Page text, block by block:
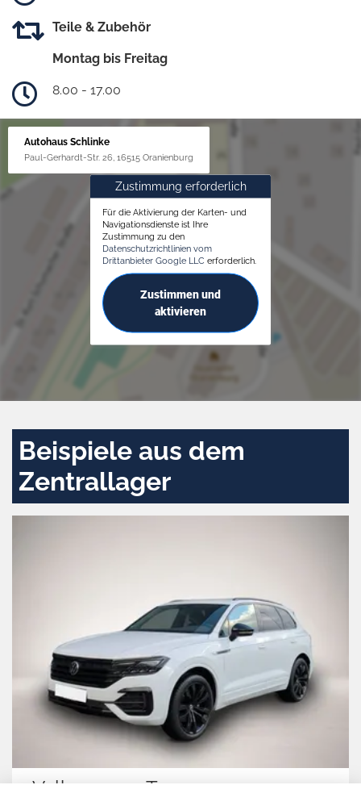
Teile & Zubehör
Montag bis Freitag
8.00 - 17.00
Autohaus Schlinke
Paul-Gerhardt-Str. 26, 16515 Oranienburg
Zustimmung erforderlich
Für die Aktivierung der Karten- und
Navigationsdienste ist Ihre
Zustimmung zu den
Datenschutzrichtlinien vom
Drittanbieter Google LLC erforderlich.
Zustimmen und
aktivieren
Beispiele aus dem
Zentrallager
Volkswagen Touareg